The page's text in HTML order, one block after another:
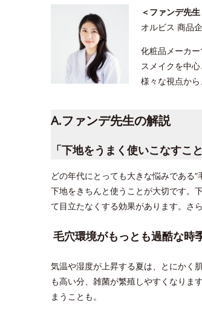
＜ファンデ先生
オルビス 商品
化粧品メーカ
スメイクを中心
様々な視点から
A.ファンデ先生の解説
「下地をうまく使いこなすこ
どの年代にとっても大きな悩みである
下地をきちんと使うことが大切です。
て目立たなくする効果があります。さ
毛穴環境がもっとも過酷な時
気温や湿度が上昇する夏は、とにかく
も高い分、雑菌が繁殖しやすくなりま
まうことも。